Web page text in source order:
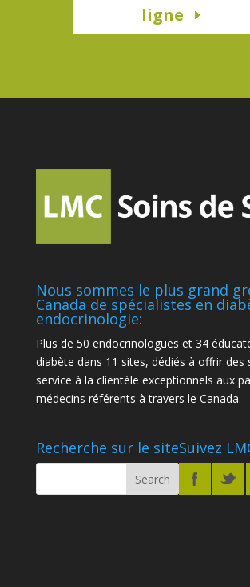
ligne
Nous sommes le plus grand
Canada de spécialistes en
endocrinologie:
Plus de 50 endocrinologues et 34
diabète dans 11 sites, dédiés à offrir des
service à la clientèle exceptionnels aux
médecins référents à travers le Canada.
Recherche sur le siteSuivez